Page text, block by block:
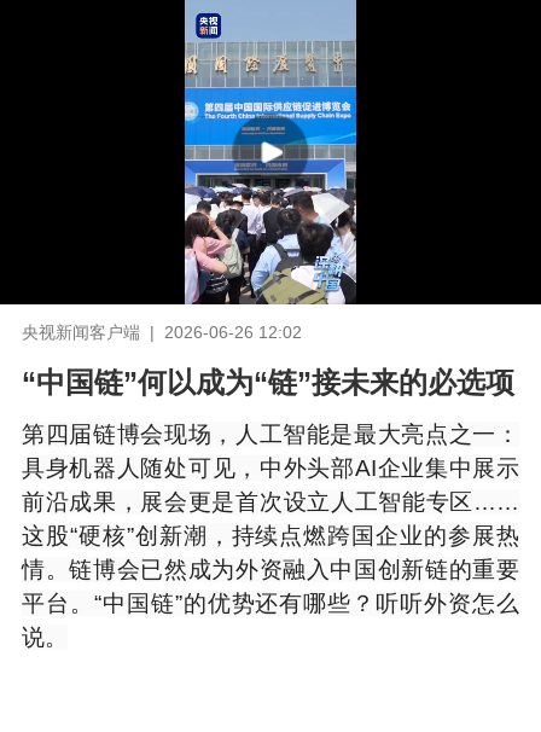
央视新闻客户端 | 2026-06-26 12:02
“中国链”何以成为“链”接未来的必选项
第四届链博会现场，人工智能是最大亮点之一：
具身机器人随处可见，中外头部AI企业集中展示
前沿成果，展会更是首次设立人工智能专区……
这股“硬核”创新潮，持续点燃跨国企业的参展热
情。链博会已然成为外资融入中国创新链的重要
平台。“中国链”的优势还有哪些？听听外资怎么
说。